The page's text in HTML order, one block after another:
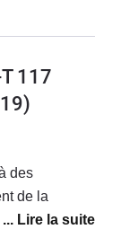
au niveau
117